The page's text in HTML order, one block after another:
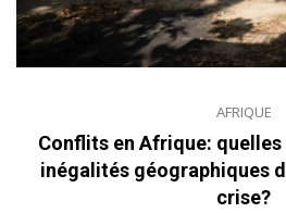
AFRIQUE
Conflits en Afrique:
inégalités géographiques
crise?